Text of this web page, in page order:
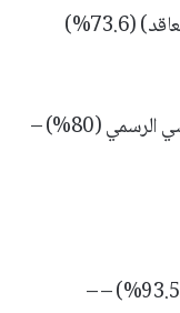
رابطة معلمي التعليم الأساسي (ملاك ولجنة تعاقد) (73.6%)
رابطة الأساتذة المتعاقدين في التعليم الأساسي الرسمي (80%) –